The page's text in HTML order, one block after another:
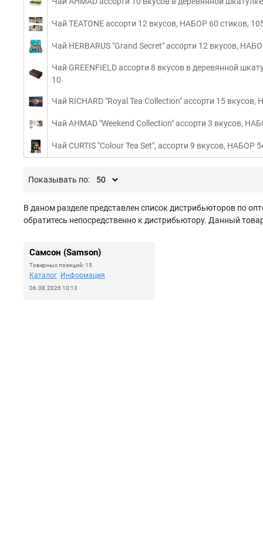
Чай TEATONE ассорти 12 вкусов, НАБОР 60 стиков,
Чай HERBARUS "Grand Secret" ассорти 12 вкусов,
Чай GREENFIELD ассорти 8 вкусов в деревянной
10
Чай RICHARD "Royal Tea Collection" ассорти 15
Чай AHMAD "Weekend Collection" ассорти 3 вкусов,
Чай CURTIS "Colour Tea Set", ассорти 9 вкусов, НАБОР
Показывать по:
В даном разделе представлен список дистрибьюторов по
обратитесь непосредственно к дистрибьютору. Данный
Самсон (Samson)
Товарных позиций: 15
Каталог Информация
06.08.2026 10:13